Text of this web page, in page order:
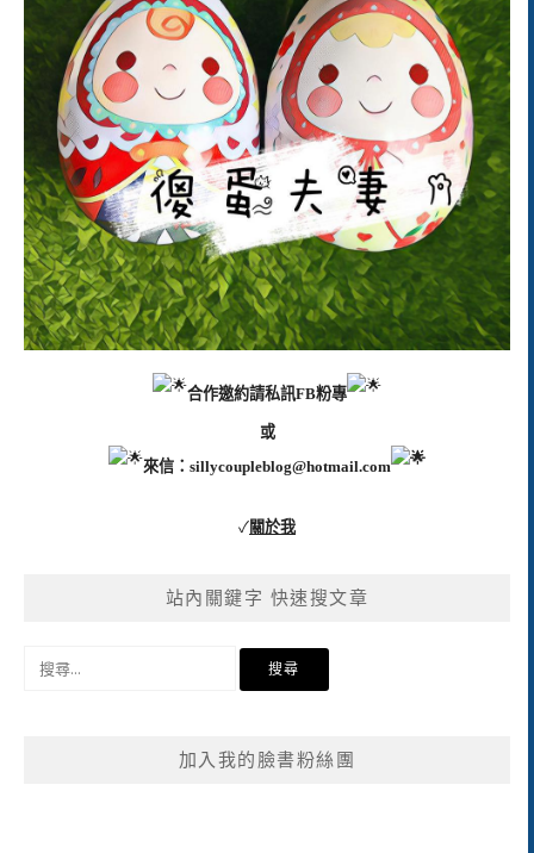
合作邀約請私訊FB粉專
或
來信： sillycoupleblog@hotmail.com
✓關於我
站內關鍵字 快速搜文章
加入我的臉書粉絲團